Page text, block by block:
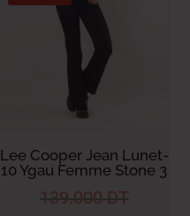
Lee Cooper Jean Lunet-
10 Ygau Femme Stone 3
139.000 DT